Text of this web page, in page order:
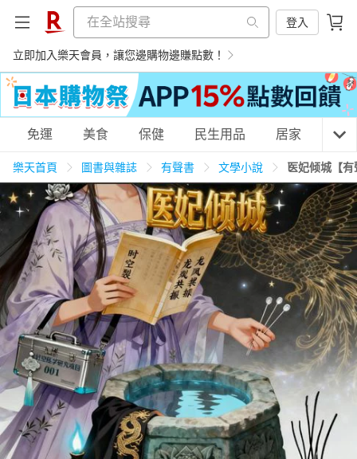
登入
立即加入樂天會員，讓您邊購物邊賺點數！
購物網分類
天天免運 美食蛋糕 養生保健 民生用品
居家生活 3C家電 運動休閒 親子玩具
女裝 男裝 化妝保養 情趣用品
日本購物 電子/紙本書
HOT
免運 美食 保健 民生用品 居家 3C
樂天首頁 圖書與雜誌 有聲書 文學小說 医妃倾城【有